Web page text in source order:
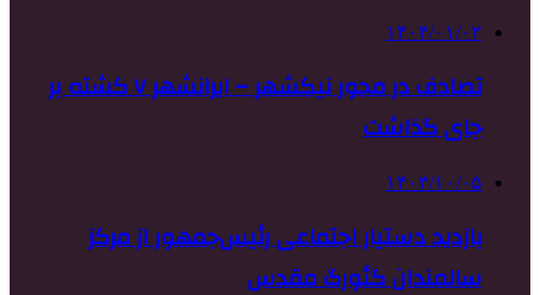
۱۴۰۴/۰۱/۰۲
تصادف در محور نیکشهر – ایرانشهر ۷ کشته بر
جای گذاشت
۱۴۰۳/۱۰/۰۵
بازدید دستیار اجتماعی رئیس‌جمهور از مرکز
سالمندان گئورگ مقدس